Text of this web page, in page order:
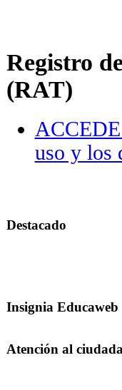
Registro
(RAT)
uso y los
Destacado
Insignia Educaweb
Atención al